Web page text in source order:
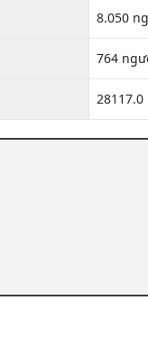
8.050
764
28117.0